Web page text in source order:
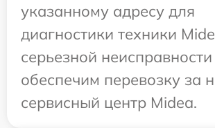
указанному адресу для
диагностики техники
серьезной
обеспечим перевозку за
сервисный центр Midea.